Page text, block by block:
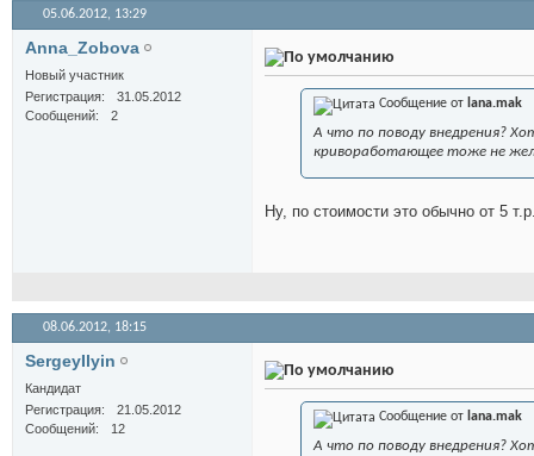
05.06.2012, 13:29
Anna_Zobova
Новый участник
Регистрация
31.05.2012
Сообщений
2
Сообщение от lana.mak
А что по поводу внедрения?
кривоработающее тоже не
Ну, по стоимости это обычно от 5
08.06.2012, 18:15
SergeyIlyin
Кандидат
Регистрация
21.05.2012
Сообщений
12
Сообщение от lana.mak
А что по поводу внедрения?